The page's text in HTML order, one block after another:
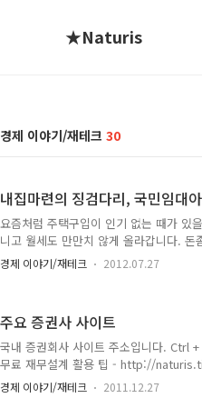
★Naturis
경제 이야기/재테크 30
내집마련의 징검다리, 국민임대
요즘처럼 주택구입이 인기 없는 때가 있
니고 월세도 만만치 않게 올라갑니다.
는 더 말할 것도 없습니다. 월세가 심히
니다. 그런데 의외로 쉬운 곳에 해결책
택을 시행기관에서 매입해서 분양하기도
경제 이야기/재테크 2012.07.27
주요 증권사 사이트
국내 증권회사 사이트 주소입니다. Ctrl
무료 재무설계 활용 팁 - http://
즉시연금 - http://naturis.tistory.com/
http://naturis.tistory.com/687 직장인
경제 이야기/재테크 2011.12.27